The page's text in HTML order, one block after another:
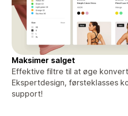
Maksimer salget
Effektive filtre til at øge
Ekspertdesign, førsteklasses
support!